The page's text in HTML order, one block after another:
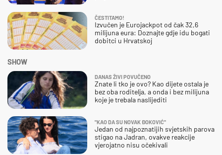
ČESTITAMO!
Izvučen je Eurojackpot od čak 32,6
milijuna eura: Doznajte gdje idu bogati
dobitci u Hrvatskoj
SHOW
DANAS ŽIVI POVUČENO
Znate li tko je ovo? Kao dijete ostala je
bez oba roditelja, a onda i bez milijuna
koje je trebala naslijediti
"KAO DA SU NOVAK ĐOKOVIĆ"
Jedan od najpoznatijih svjetskih parova
stigao na Jadran, ovakve reakcije
vjerojatno nisu očekivali